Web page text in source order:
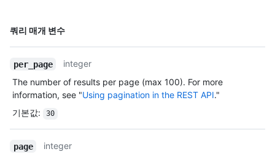
쿼리 매개 변수
이름,
per_page
integer
The number of results per page (max 100). For more
information, see "Using pagination in the REST API."
기본값: 30
page
integer